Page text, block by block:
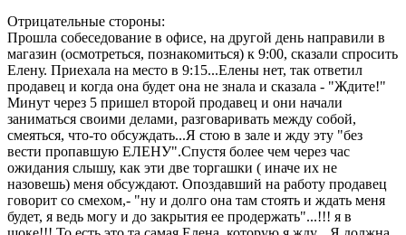
Отрицательные стороны:
Прошла собеседование в офисе, на другой день направили в
магазин (осмотреться, познакомиться) к 9:00, сказали спросить
Елену. Приехала на место в 9:15...Елены нет, так ответил
продавец и когда она будет она не знала и сказала - "Ждите!"
Минут через 5 пришел второй продавец и они начали
заниматься своими делами, разговаривать между собой,
смеяться, что-то обсуждать...Я стою в зале и жду эту "без
вести пропавшую ЕЛЕНУ".Спустя более чем через час
ожидания слышу, как эти две торгашки ( иначе их не
назовешь) меня обсуждают. Опоздавший на работу продавец
говорит со смехом,- "ну и долго она там стоять и ждать меня
будет, я ведь могу и до закрытия ее продержать"...!!! я в